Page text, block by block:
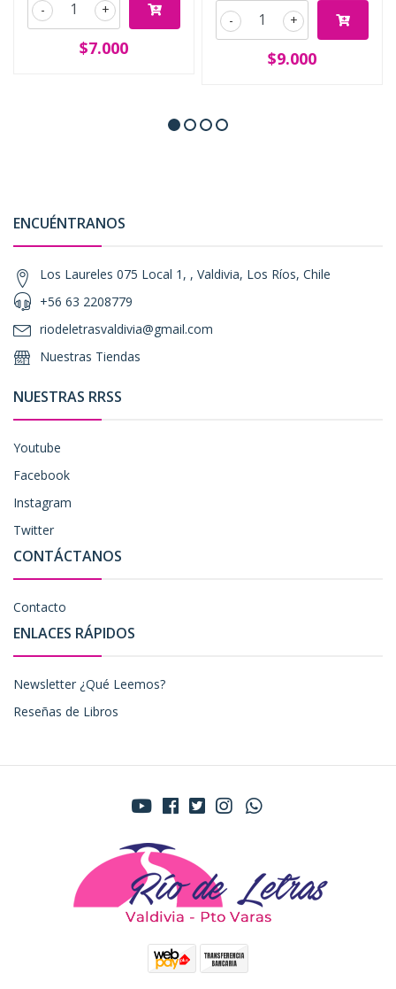
+
-
$7.000
+
-
$9.000
ENCUÉNTRANOS
Los Laureles 075 Local 1, , Valdivia, Los Ríos, Chile
+56 63 2208779
riodeletrasvaldivia@gmail.com
Nuestras Tiendas
NUESTRAS RRSS
Youtube
Facebook
Instagram
Twitter
CONTÁCTANOS
Contacto
ENLACES RÁPIDOS
Newsletter ¿Qué Leemos?
Reseñas de Libros